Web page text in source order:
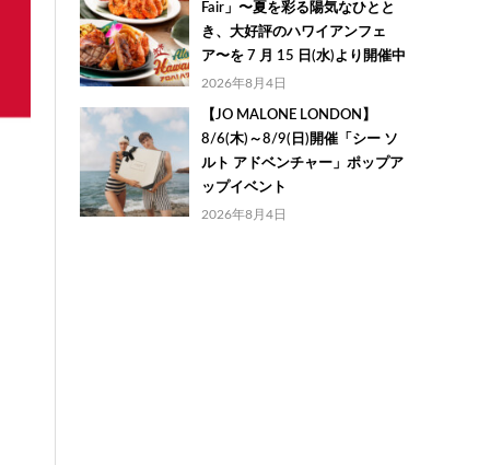
Fair」〜夏を彩る陽気なひとと
き、大好評のハワイアンフェ
ア〜を 7 月 15 日(水)より開催中
2026年8月4日
【JO MALONE LONDON】
8/6(木)～8/9(日)開催「シー ソ
ルト アドベンチャー」ポップア
ップイベント
2026年8月4日